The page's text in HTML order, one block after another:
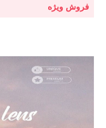
فروش ویژه